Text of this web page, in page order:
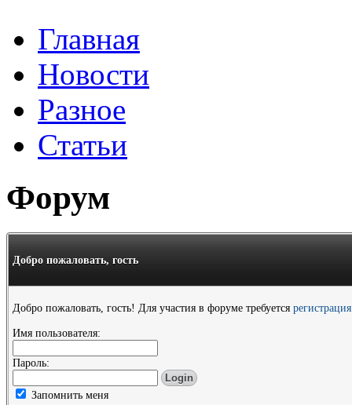
Главная
Новости
Разное
Статьи
Форум
Добро пожаловать, гость
Добро пожаловать, гость! Для участия в форуме требуется
Имя пользователя:
Пароль:
Запомнить меня